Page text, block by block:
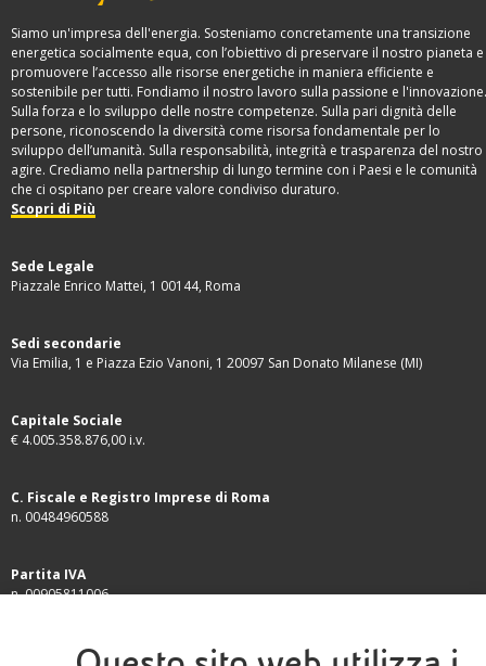
Siamo un'impresa dell'energia. Sosteniamo concretamente una transizione
energetica socialmente equa, con l’obiettivo di preservare il nostro pianeta e
promuovere l’accesso alle risorse energetiche in maniera efficiente e
sostenibile per tutti. Fondiamo il nostro lavoro sulla passione e l'innovazione.
Sulla forza e lo sviluppo delle nostre competenze. Sulla pari dignità delle
persone, riconoscendo la diversità come risorsa fondamentale per lo
sviluppo dell’umanità. Sulla responsabilità, integrità e trasparenza del nostro
agire. Crediamo nella partnership di lungo termine con i Paesi e le comunità
che ci ospitano per creare valore condiviso duraturo.
Scopri di Più
Sede Legale
Piazzale Enrico Mattei, 1 00144, Roma
Sedi secondarie
Via Emilia, 1 e Piazza Ezio Vanoni, 1 20097 San Donato Milanese (MI)
Capitale Sociale
€ 4.005.358.876,00 i.v.
C. Fiscale e Registro Imprese di Roma
n. 00484960588
Partita IVA
n. 00905811006
INFORMATIVE